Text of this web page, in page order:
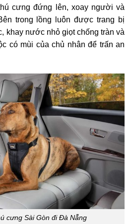
cưng đứng lên, xoay người và
trong lồng luôn được trang bị
khay nước nhỏ giọt chống tràn và
có mùi của chủ nhân để trấn an
cưng Sài Gòn đi Đà Nẵng